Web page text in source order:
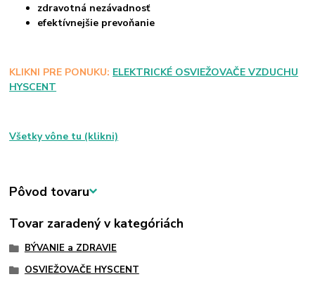
zdravotná nezávadnosť
efektívnejšie prevoňanie
KLIKNI PRE PONUKU: ELEKTRICKÉ OSVIEŽOVAČE VZDUCHU
HYSCENT
Všetky vône tu (klikni)
Pôvod tovaru
Tovar zaradený v kategóriách
BÝVANIE a ZDRAVIE
OSVIEŽOVAČE HYSCENT